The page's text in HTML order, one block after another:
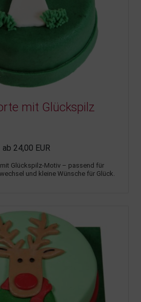
mit Glückspilz
ab 24,00 EUR
Glückspilz-Motiv – passend für
und kleine Wünsche für Glück.